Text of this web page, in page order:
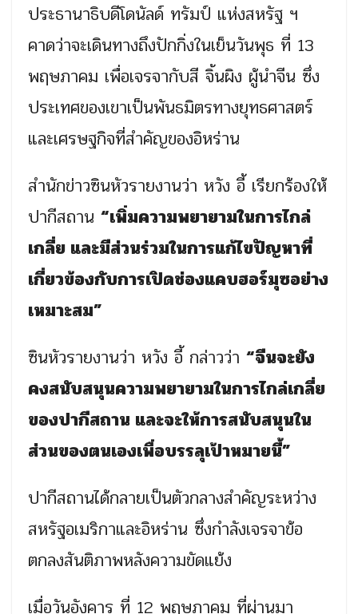
ประธานาธิบดีโดนัลด์ ทรัมป์ แห่งสหรัฐ ฯ
คาดว่าจะเดินทางถึงปักกิ่งในเย็นวันพุธ ที่ 13
พฤษภาคม เพื่อเจรจากับสี จิ้นผิง ผู้นำจีน ซึ่ง
ประเทศของเขาเป็นพันธมิตรทางยุทธศาสตร์
และเศรษฐกิจที่สำคัญของอิหร่าน
สำนักข่าวซินหัวรายงานว่า หวัง อี้ เรียกร้องให้
ปากีสถาน “เพิ่มความพยายามในการไกล่
เกลี่ย และมีส่วนร่วมในการแก้ไขปัญหาที่
เกี่ยวข้องกับการเปิดช่องแคบฮอร์มุซอย่าง
เหมาะสม”
ซินหัวรายงานว่า หวัง อี้ กล่าวว่า “จีนจะยัง
คงสนับสนุนความพยายามในการไกล่เกลี่ย
ของปากีสถาน และจะให้การสนับสนุนใน
ส่วนของตนเองเพื่อบรรลุเป้าหมายนี้”
ปากีสถานได้กลายเป็นตัวกลางสำคัญระหว่าง
สหรัฐอเมริกาและอิหร่าน ซึ่งกำลังเจรจาข้อ
ตกลงสันติภาพหลังความขัดแย้ง
เมื่อวันอังคาร ที่ 12 พฤษภาคม ที่ผ่านมา